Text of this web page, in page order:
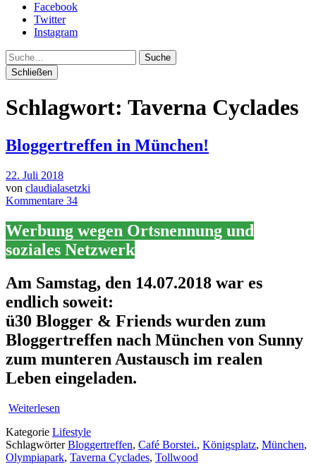
Facebook
Twitter
Instagram
Suche
Schließen
Schlagwort: Taverna Cyclades
Bloggertreffen in München!
22. Juli 2018
von claudialasetzki
Kommentare 34
Werbung wegen Ortsnennung und
soziales Netzwerk
Am Samstag, den 14.07.2018 war es
endlich soweit:
ü30 Blogger & Friends wurden zum
Bloggertreffen nach München von Sunny
zum munteren Austausch im realen
Leben eingeladen.
Weiterlesen
Kategorie Lifestyle
SchlagwörterBloggertreffen, Café Borstei., Königsplatz, München,
Olympiapark, Taverna Cyclades, Tollwood